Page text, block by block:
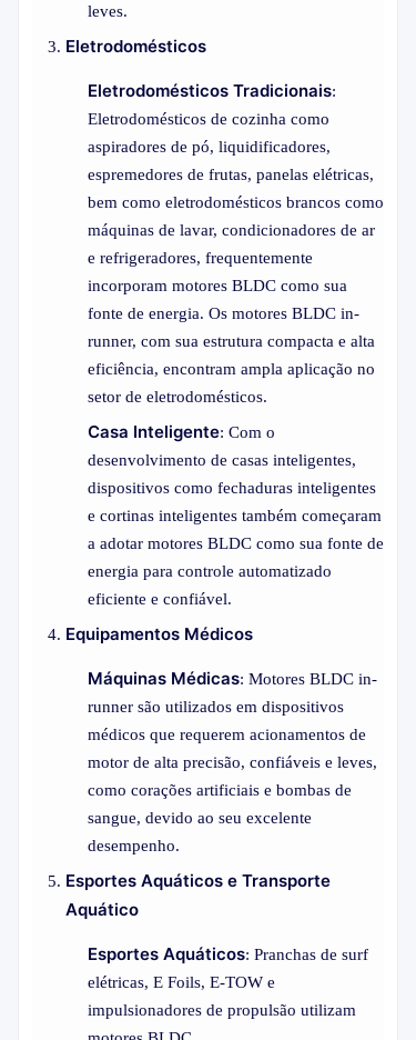
leves.
Eletrodomésticos
Eletrodomésticos Tradicionais:
Eletrodomésticos de cozinha como
aspiradores de pó, liquidificadores,
espremedores de frutas, panelas elétricas,
bem como eletrodomésticos brancos como
máquinas de lavar, condicionadores de ar
e refrigeradores, frequentemente
incorporam motores BLDC como sua
fonte de energia. Os motores BLDC in-
runner, com sua estrutura compacta e alta
eficiência, encontram ampla aplicação no
setor de eletrodomésticos.
Casa Inteligente: Com o
desenvolvimento de casas inteligentes,
dispositivos como fechaduras inteligentes
e cortinas inteligentes também começaram
a adotar motores BLDC como sua fonte de
energia para controle automatizado
eficiente e confiável.
Equipamentos Médicos
Máquinas Médicas: Motores BLDC in-
runner são utilizados em dispositivos
médicos que requerem acionamentos de
motor de alta precisão, confiáveis e leves,
como corações artificiais e bombas de
sangue, devido ao seu excelente
desempenho.
Esportes Aquáticos e Transporte
Aquático
Esportes Aquáticos: Pranchas de surf
elétricas, E Foils, E-TOW e
impulsionadores de propulsão utilizam